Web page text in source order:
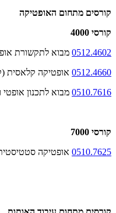
קורסים מתחום האופטיקה
קורסי 4000
0512.4602 מבוא לתקשורת
0512.4660 אופטיקה קלאסית
0510.7616 מבוא לתכנון אופטי
קורסי 7000
0510.7625 אופטיקה